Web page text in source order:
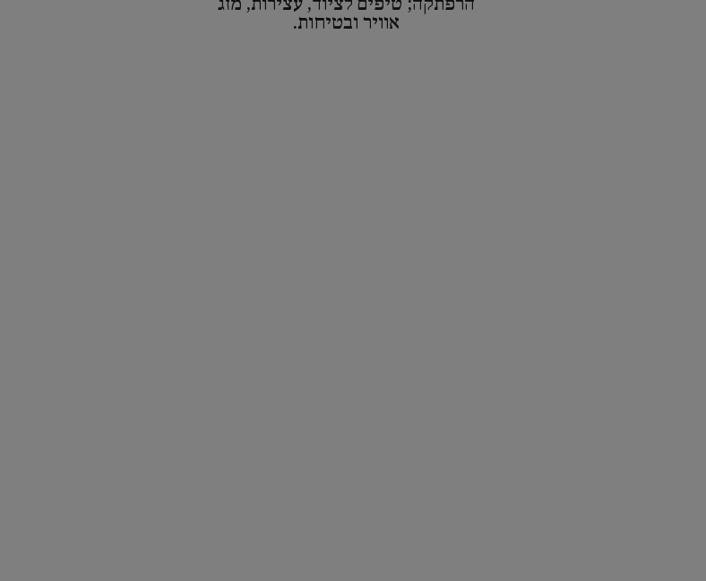
הרפתקה; טיפים לציוד, עצירות, מזג
אוויר ובטיחות.